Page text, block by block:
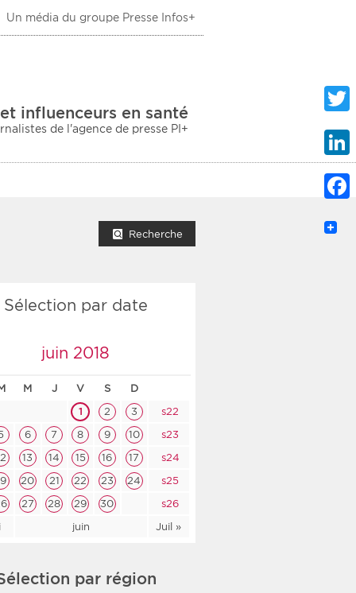
Un média du groupe Presse Infos+
influenceurs en santé
de l'agence de presse PI+
Recherche
Sélection par date
juin 2018
M J V S D
juin Juil »
1 2 3
s22
6 7 8 9 10
s23
13 14 15 16 17
s24
20 21 22 23 24
s25
27 28 29 30 s26
par région